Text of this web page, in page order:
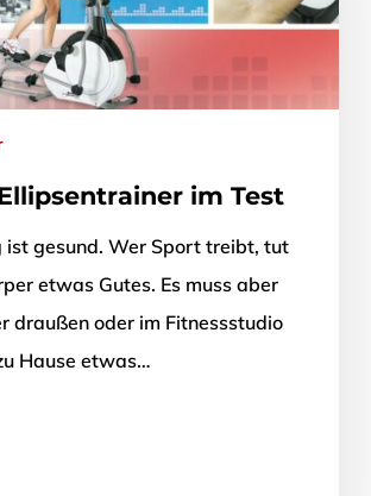
im Test
ist gesund. Wer Sport treibt, tut
etwas Gutes. Es muss aber
draußen oder im Fitnessstudio
Hause etwas…